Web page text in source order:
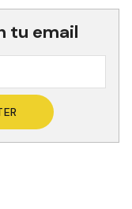
tu email